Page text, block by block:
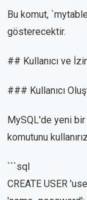
Bu komut,
gösterecektir.
## Kullanıcı ve
### Kullanıcı
MySQL'de yeni bir
komutunu
```sql
CREATE USER